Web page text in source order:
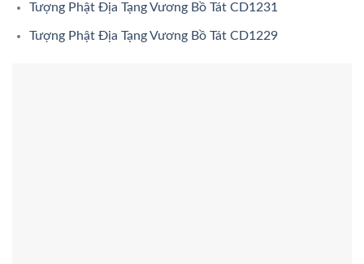
Tượng Phật Địa Tạng Vương Bồ Tát CD1231
Tượng Phật Địa Tạng Vương Bồ Tát CD1229